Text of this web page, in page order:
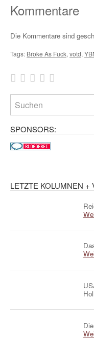
Kommentare
Die Kommentare sind
Tags: Broke As Fuck, votd,
SPONSORS:
LETZTE KOLUMNEN +